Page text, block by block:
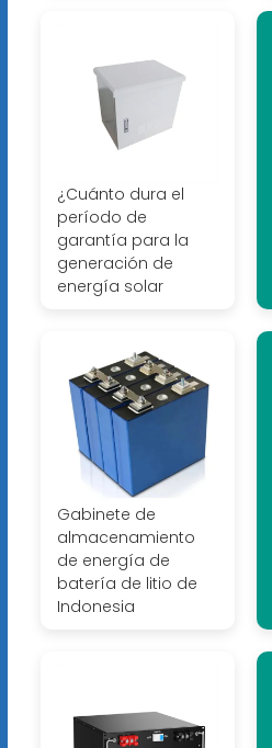
¿Cuánto dura el
período de
garantía para la
generación de
energía solar
Gabinete de
almacenamiento
de energía de
batería de litio de
Indonesia